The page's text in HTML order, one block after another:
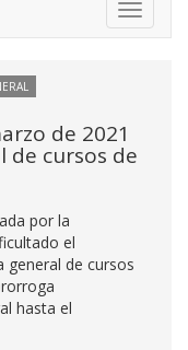
Toggle
de 2021
de cursos de
por la
el
general de cursos
hasta el